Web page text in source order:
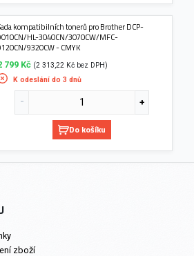
kompatibilních tonerů pro Brother DCP-
HL-3040CN/3070CW/MFC-
9320CW - CMYK
799 Kč (2 313,22 Kč bez DPH)
K odeslání do 3 dnů
Do košíku
zboží